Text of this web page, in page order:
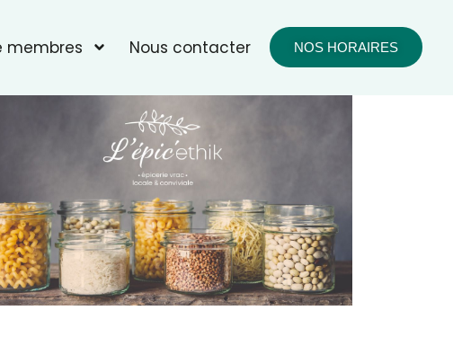
membres Nous contacter NOS HORAIRES
Office 365 Outlook Live